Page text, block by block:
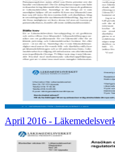
April 2016 -